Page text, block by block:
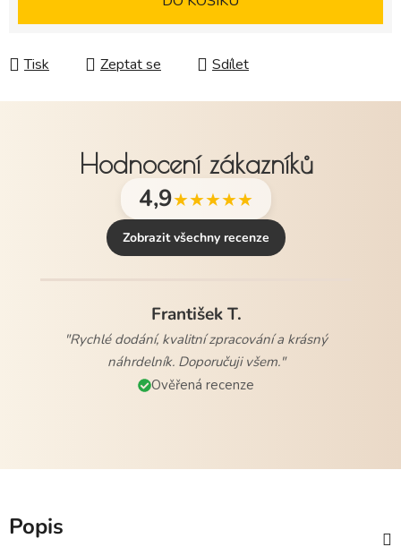
Tisk Zeptat se Sdílet
Hodnocení zákazníků
4,9★★★★★
Zobrazit všechny recenze
"Rychlé dodání, kvalitní zpracování a krásný
náhrdelník. Doporučuji všem."
Ověřená recenze
Hana V.
"Rychlé doručení, krásné balení.Všem doporučuji."
Ověřená recenze
Popis